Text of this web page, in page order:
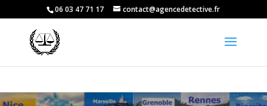
06 03 47 71 17 contact@agencedetective.fr